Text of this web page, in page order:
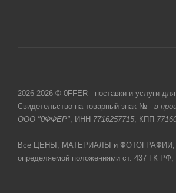
2026-2026 © 0FFER - поставки и услуги
Свидетельство на товарный знак № - в
ООО "0ФФЕР", ИНН 7716257715, КПП
Все ЦЕНЫ, МАТЕРИАЛЫ и ФОТОГРАФИИ,
определяемой положениями ст. 437 ГК